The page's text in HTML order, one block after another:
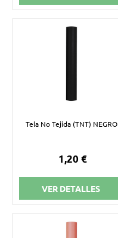
Tela No Tejida (TNT) NEGRO
1,20 €
VER DETALLES